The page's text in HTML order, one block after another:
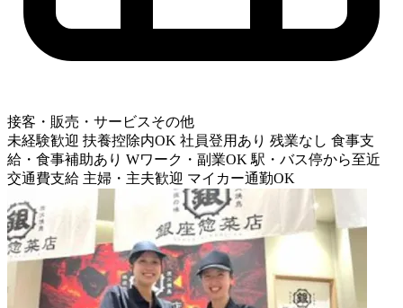
接客・販売・サービスその他
未経験歓迎 扶養控除内OK 社員登用あり 残業なし 食事支
給・食事補助あり Wワーク・副業OK 駅・バス停から至近
交通費支給 主婦・主夫歓迎 マイカー通勤OK